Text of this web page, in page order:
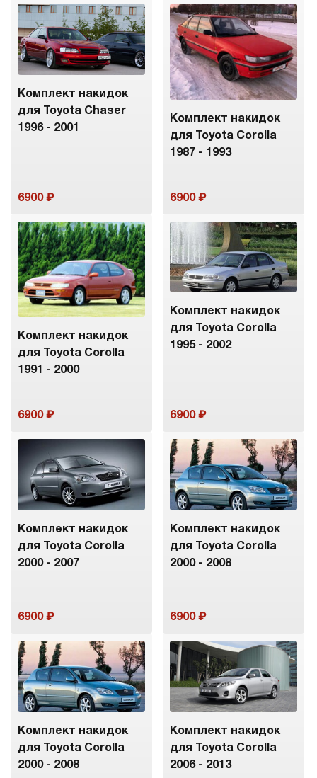
Комплект накидок
для Toyota Chaser
1996 - 2001
6900
Комплект накидок
для Toyota Corolla
1987 - 1993
6900
Комплект накидок
для Toyota Corolla
1991 - 2000
6900
Комплект накидок
для Toyota Corolla
1995 - 2002
6900
Комплект накидок
для Toyota Corolla
2000 - 2007
6900
Комплект накидок
для Toyota Corolla
2000 - 2008
6900
Комплект накидок
для Toyota Corolla
2000 - 2008
Комплект накидок
для Toyota Corolla
2006 - 2013